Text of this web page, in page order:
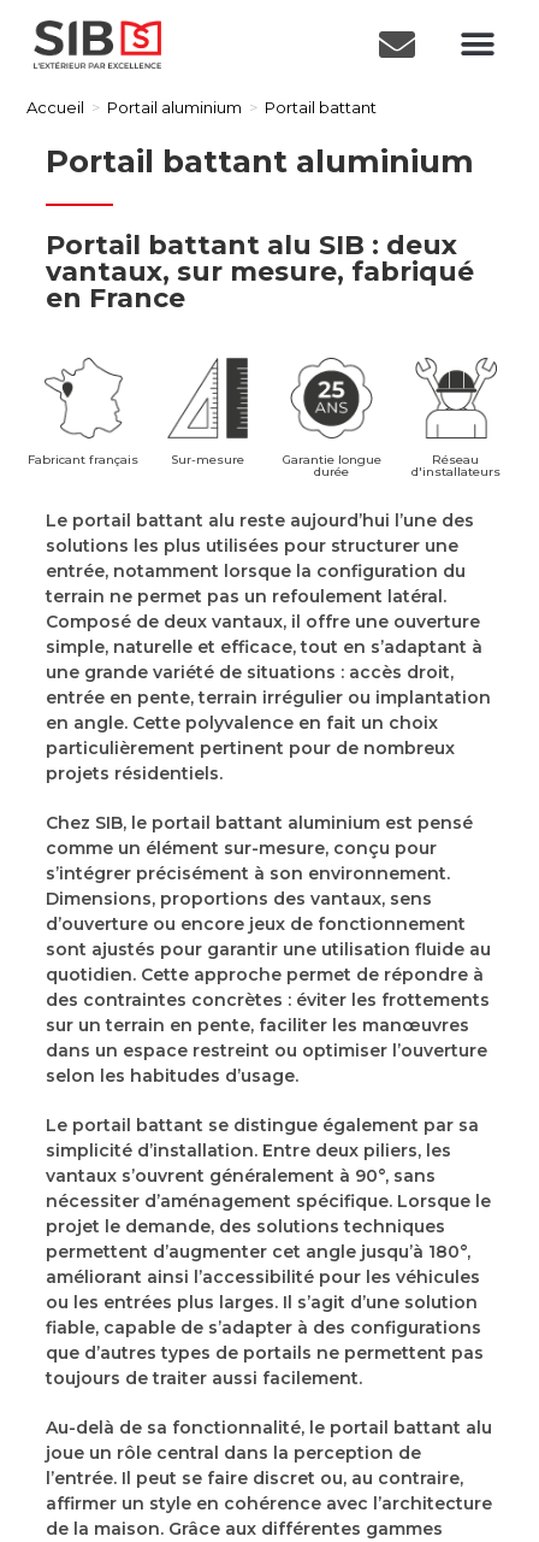
Accueil > Portail aluminium > Portail battant
Portail battant aluminium
Portail battant alu SIB : deux
vantaux, sur mesure, fabriqué
en France​
Fabricant français Sur-mesure Garantie longue
durée
Réseau
d'installateurs
Le portail battant alu reste aujourd’hui l’une des
solutions les plus utilisées pour structurer une
entrée, notamment lorsque la configuration du
terrain ne permet pas un refoulement latéral.
Composé de deux vantaux, il offre une ouverture
simple, naturelle et efficace, tout en s’adaptant à
une grande variété de situations : accès droit,
entrée en pente, terrain irrégulier ou implantation
en angle. Cette polyvalence en fait un choix
particulièrement pertinent pour de nombreux
projets résidentiels.
Chez SIB, le portail battant aluminium est pensé
comme un élément sur-mesure, conçu pour
s’intégrer précisément à son environnement.
Dimensions, proportions des vantaux, sens
d’ouverture ou encore jeux de fonctionnement
sont ajustés pour garantir une utilisation fluide au
quotidien. Cette approche permet de répondre à
des contraintes concrètes : éviter les frottements
sur un terrain en pente, faciliter les manœuvres
dans un espace restreint ou optimiser l’ouverture
selon les habitudes d’usage.
Le portail battant se distingue également par sa
simplicité d’installation. Entre deux piliers, les
vantaux s’ouvrent généralement à 90°, sans
nécessiter d’aménagement spécifique. Lorsque le
projet le demande, des solutions techniques
permettent d’augmenter cet angle jusqu’à 180°,
améliorant ainsi l’accessibilité pour les véhicules
ou les entrées plus larges. Il s’agit d’une solution
fiable, capable de s’adapter à des configurations
que d’autres types de portails ne permettent pas
toujours de traiter aussi facilement.
Au-delà de sa fonctionnalité, le portail battant alu
joue un rôle central dans la perception de
l’entrée. Il peut se faire discret ou, au contraire,
affirmer un style en cohérence avec l’architecture
de la maison. Grâce aux différentes gammes